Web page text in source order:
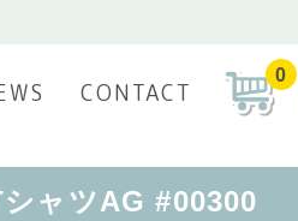
0
CONTACT
ャツAG #00300